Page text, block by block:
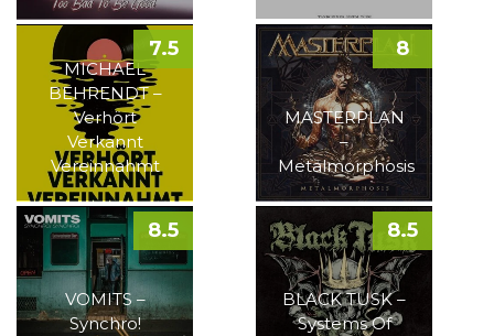
MICHAEL
BEHRENDT –
Verhört
Verkannt
Vereinnahmt
7.5
MASTERPLAN
–
Metalmorphosis
8
VOMITS –
Synchro!
8.5
BLACK TUSK –
Systems Of
8.5